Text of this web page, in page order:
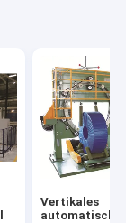
Vertikales